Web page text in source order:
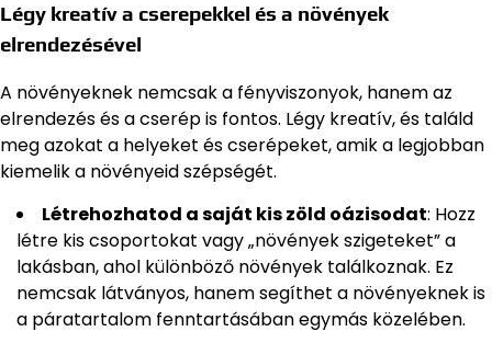
Légy kreatív a cserepekkel és a növények
elrendezésével
A növényeknek nemcsak a fényviszonyok, hanem az
elrendezés és a cserép is fontos. Légy kreatív, és találd
meg azokat a helyeket és cserépeket, amik a legjobban
kiemelik a növényeid szépségét.
Létrehozhatod a saját kis zöld oázisodat: Hozz
létre kis csoportokat vagy „növények szigeteket” a
lakásban, ahol különböző növények találkoznak. Ez
nemcsak látványos, hanem segíthet a növényeknek is
a páratartalom fenntartásában egymás közelében.